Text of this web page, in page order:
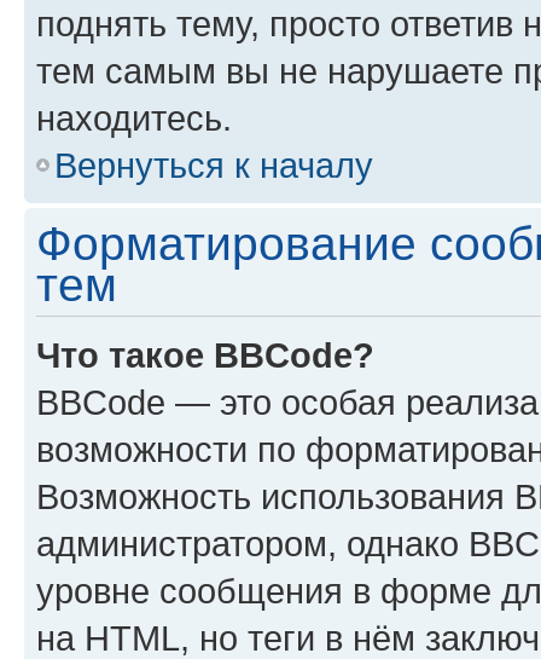
поднять тему, просто ответив
тем самым вы не нарушаете
находитесь.
Вернуться к началу
Форматирование
тем
Что такое BBCode?
BBCode — это особая
возможности по
Возможность использования
администратором, однако
уровне сообщения в форме
на HTML, но теги в нём